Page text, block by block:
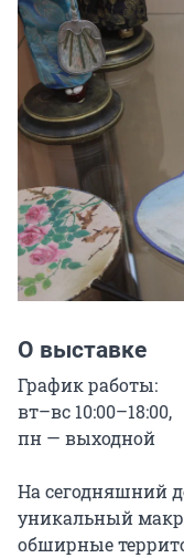
О выставке
График работы:
вт–вс 10:00–18:00,
пн — выходной
На сегодняшний
уникальный
обширные